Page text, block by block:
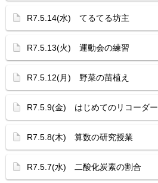
R7.5.14(水) てるてる坊主
R7.5.13(火) 運動会の練習
R7.5.12(月) 野菜の苗植え
R7.5.9(金) はじめてのリコーダー
R7.5.8(木) 算数の研究授業
R7.5.7(水) 二酸化炭素の割合